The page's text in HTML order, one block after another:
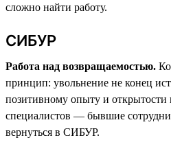
сложно найти работу.
СИБУР
Работа над возвращаемостью.
принцип: увольнение не конец
позитивному опыту и открытости
специалистов — бывшие
вернуться в СИБУР.